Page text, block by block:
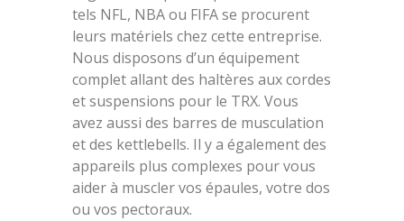
tels NFL, NBA ou FIFA se procurent
leurs matériels chez cette entreprise.
Nous disposons d’un équipement
complet allant des haltères aux cordes
et suspensions pour le TRX. Vous
avez aussi des barres de musculation
et des kettlebells. Il y a également des
appareils plus complexes pour vous
aider à muscler vos épaules, votre dos
ou vos pectoraux.